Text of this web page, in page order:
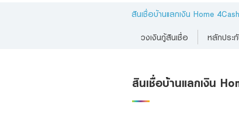
สินเชื่อบ้านแลกเงิน Home 4Cash
วงเงินกู้สินเชื่อ หลักประ
สินเชื่อบ้านแลกเงิน